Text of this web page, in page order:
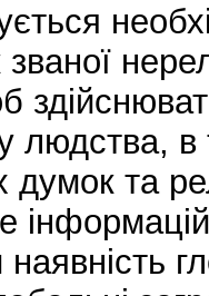
людства,
думок та